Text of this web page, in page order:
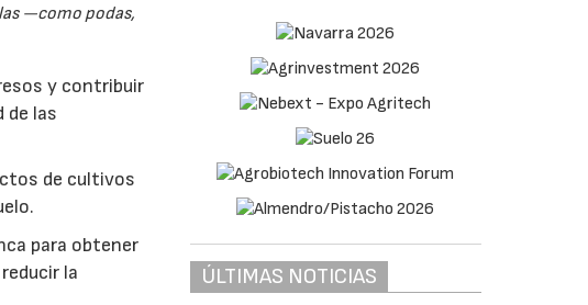
—como podas,
y contribuir
de las
de cultivos
para obtener
la
ÚLTIMAS NOTICIAS